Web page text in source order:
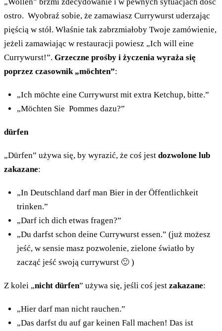
ostro. Wyobraź sobie, że zamawiasz Currywurst uderzając
pięścią w stół. Właśnie tak zabrzmiałoby Twoje zamówienie,
jeżeli zamawiając w restauracji powiesz „Ich will eine
Currywurst!”. Grzeczne prośby i życzenia wyraża się
poprzez czasownik „möchten”:
„Ich möchte eine Currywurst mit extra Ketchup, bitte.”
„Möchten Sie Pommes dazu?”
dürfen
„Dürfen” używa się, by wyrazić, że coś jest dozwolone lub
zakazane:
„In Deutschland darf man Bier in der Öffentlichkeit
trinken.”
„Darf ich dich etwas fragen?”
„Du darfst schon deine Currywurst essen.” (już możesz
jeść, w sensie masz pozwolenie, zielone światło by
zacząć jeść swoją currywurst 🙂 )
Z kolei „nicht dürfen” używa się, jeśli coś jest zakazane:
„Hier darf man nicht rauchen.”
„Das darfst du auf gar keinen Fall machen! Das ist